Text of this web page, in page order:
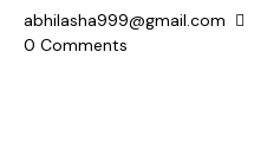
abhilasha999@gmail.com
0 Comments